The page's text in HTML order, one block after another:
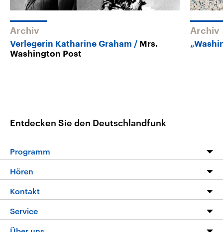
Archiv
Verlegerin Katharine Graham
Mrs.
Washington Post
Archiv
Entdecken Sie den Deutschlandfunk
Programm
Programm
Die Nachrichten
Nachrichtenleicht
Hören
Livestream
Podcasts
Kontakt
Hörerservice
Service
FAQ